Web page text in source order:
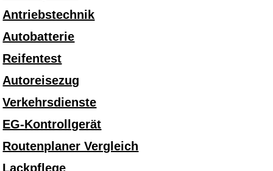
Antriebstechnik
Autobatterie
Reifentest
Autoreisezug
Verkehrsdienste
EG-Kontrollgerät
Routenplaner Vergleich
Lackpflege